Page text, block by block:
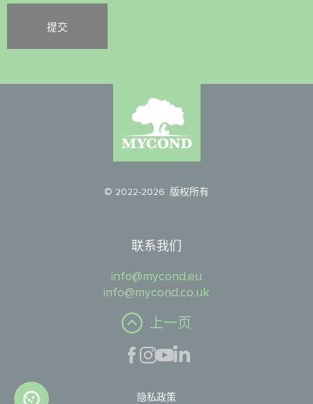
© 2022-2026. 版权所有
联系我们
info@mycond.eu
info@mycond.co.uk
上一页
隐私政策